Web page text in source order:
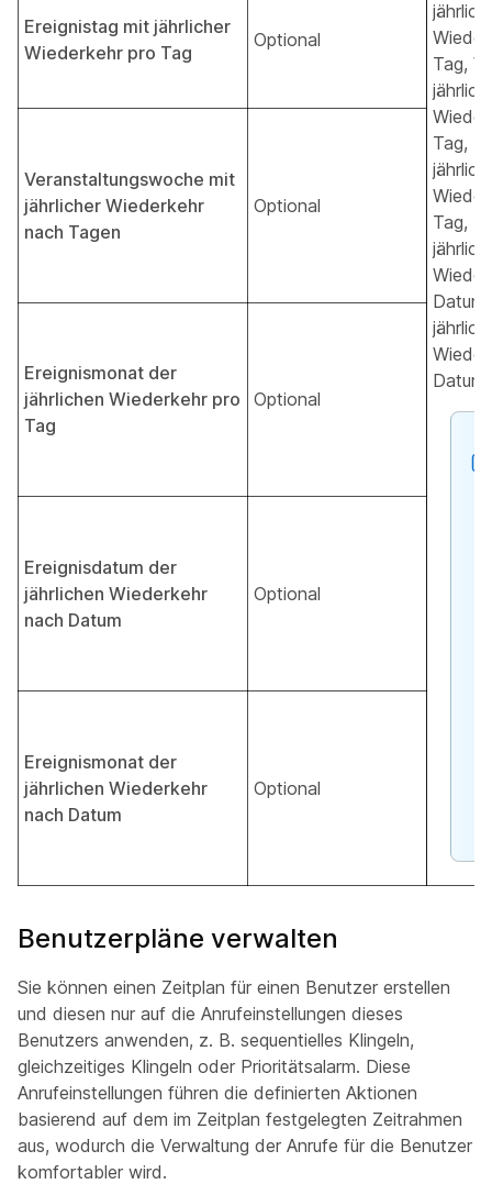
Tag,
Tag,
Tag,
Datum.
Ereignistag mit jährlicher
Wiederkehr pro Tag
Optional
Veranstaltungswoche mit
jährlicher Wiederkehr
nach Tagen
Optional
Ereignismonat der
jährlichen Wiederkehr pro
Tag
Optional
Ereignisdatum der
jährlichen Wiederkehr
nach Datum
Optional
Ereignismonat der
jährlichen Wiederkehr
nach Datum
Optional
Benutzerpläne verwalten
Sie können einen Zeitplan für einen Benutzer erstellen
und diesen nur auf die Anrufeinstellungen dieses
Benutzers anwenden, z. B. sequentielles Klingeln,
gleichzeitiges Klingeln oder Prioritätsalarm. Diese
Anrufeinstellungen führen die definierten Aktionen
basierend auf dem im Zeitplan festgelegten Zeitrahmen
aus, wodurch die Verwaltung der Anrufe für die Benutzer
komfortabler wird.